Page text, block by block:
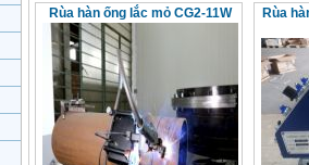
Rùa hàn ống lắc mỏ CG2-11W Rùa